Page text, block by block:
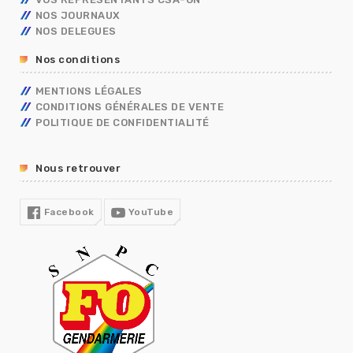
ENTRETIEN PROFESSIONNEL
RÈGLEMENTS INTÉRIEURS
TÉLÉTRAVAIL
TEMPS DE TRAVAIL EN GENDARMERIE
FORMATION
R13
NOS JOURNAUX
NOS DELEGUES
Nos conditions
MENTIONS LÉGALES
CONDITIONS GÉNÉRALES DE VENTE
POLITIQUE DE CONFIDENTIALITÉ
Nous retrouver
Facebook YouTube